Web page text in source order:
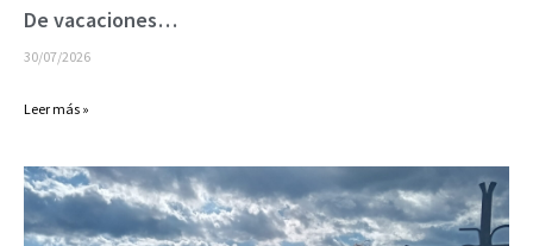
De vacaciones…
30/07/2026
Leer más »